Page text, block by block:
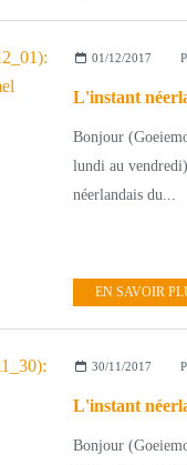
01/12/2017
Bonjour
lundi au
néerlandais du...
EN SAVOIR
30/11/2017
Bonjour